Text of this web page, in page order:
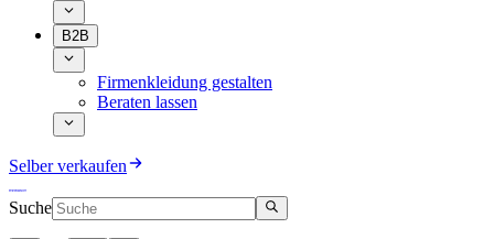
B2B
Firmenkleidung gestalten
Beraten lassen
Selber verkaufen
Suche